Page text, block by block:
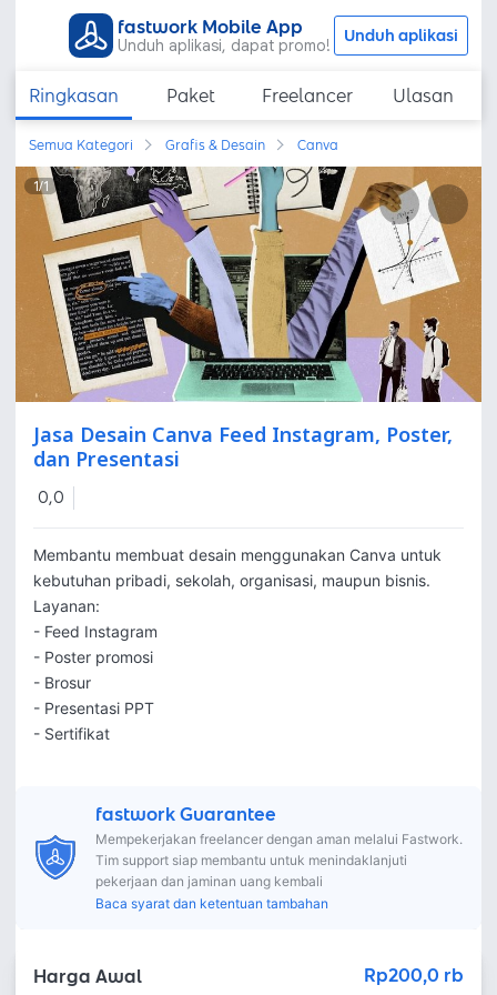
fastwork Mobile App
Unduh aplikasi, dapat promo! Unduh aplikasi
Ringkasan Paket Freelancer Ulasan
Semua Kategori Grafis & Desain Canva
1/1
Jasa Desain Canva Feed Instagram, Poster,
dan Presentasi
0,0
Membantu membuat desain menggunakan Canva untuk
kebutuhan pribadi, sekolah, organisasi, maupun bisnis.
Layanan:
- Feed Instagram
- Poster promosi
- Brosur
- Presentasi PPT
- Sertifikat
fastwork Guarantee
Mempekerjakan freelancer dengan aman melalui Fastwork.
Tim support siap membantu untuk menindaklanjuti
pekerjaan dan jaminan uang kembali
Baca syarat dan ketentuan tambahan
Harga Awal Rp200,0 rb